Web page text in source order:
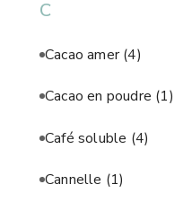
C
Cacao amer(4)
Cacao en poudre (1)
Café soluble (4)
Cannelle (1)